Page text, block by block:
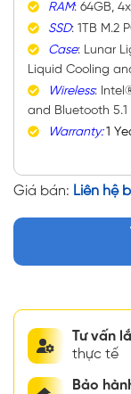
RAM: 64GB,
SSD: 1TB M.2
Case: Lunar
Liquid Cooling
Wireless:
and Bluetooth 5.1
Warranty:1
Giá bán: Liên hệ
Tư vấn
thực tế
Bảo